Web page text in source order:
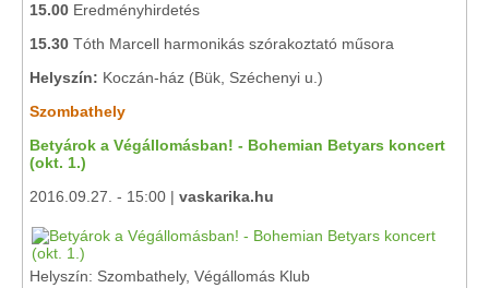
15.00 Eredményhirdetés
15.30 Tóth Marcell harmonikás szórakoztató műsora
Helyszín: Koczán-ház (Bük, Széchenyi u.)
Szombathely
Betyárok a Végállomásban! - Bohemian Betyars koncert
(okt. 1.)
2016.09.27. - 15:00 | vaskarika.hu
Helyszín: Szombathely, Végállomás Klub